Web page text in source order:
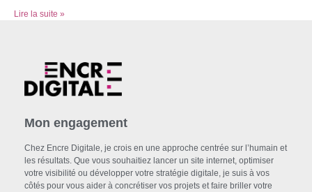
Lire la suite »
Mon engagement
Chez Encre Digitale, je crois en une approche centrée sur l’humain et
les résultats. Que vous souhaitiez lancer un site internet, optimiser
votre visibilité ou développer votre stratégie digitale, je suis à vos
côtés pour vous aider à concrétiser vos projets et faire briller votre